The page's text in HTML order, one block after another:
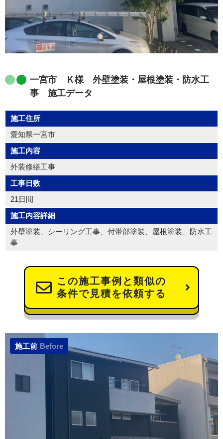
一宮市 Ｋ様 外壁塗装・屋根塗装・防水工
事 施工データ
施工住所
愛知県一宮市
施工内容
外装修繕工事
工事日数
21日間
施工内容詳細
外壁塗装、シーリング工事、付帯部塗装、屋根塗装、防水工
事
この施工事例と類似の
条件で見積を依頼する
施工前 Before